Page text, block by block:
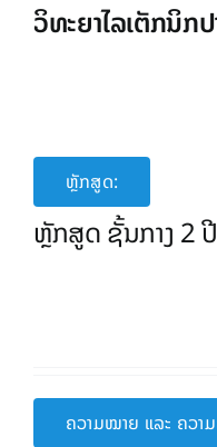
ວິທະຍາໄລເຕັກນິກ
ຫຼັກສູດ:
ຫຼັກສູດ ຊັ້ນກາງ 2 ປີ
ຄວາມໝາຍ ແລະ ຄວາ